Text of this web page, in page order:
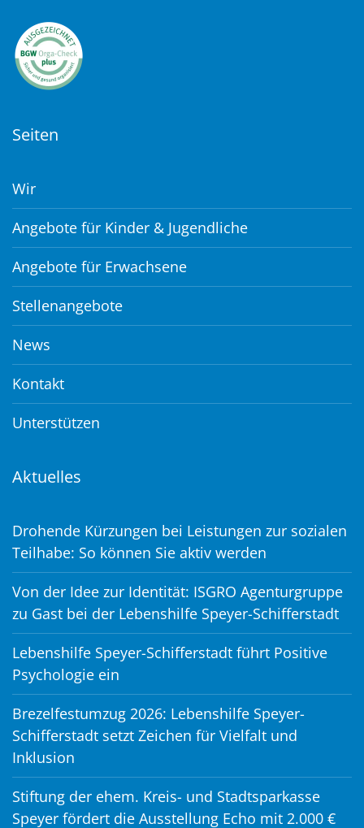
Seiten
Wir
Angebote für Kinder & Jugendliche
Angebote für Erwachsene
Stellenangebote
News
Kontakt
Unterstützen
Aktuelles
Drohende Kürzungen bei Leistungen zur sozialen
Teilhabe: So können Sie aktiv werden
Von der Idee zur Identität: ISGRO Agenturgruppe
zu Gast bei der Lebenshilfe Speyer-Schifferstadt
Lebenshilfe Speyer-Schifferstadt führt Positive
Psychologie ein
Brezelfestumzug 2026: Lebenshilfe Speyer-
Schifferstadt setzt Zeichen für Vielfalt und
Inklusion
Stiftung der ehem. Kreis- und Stadtsparkasse
Speyer fördert die Ausstellung Echo mit 2.000 €